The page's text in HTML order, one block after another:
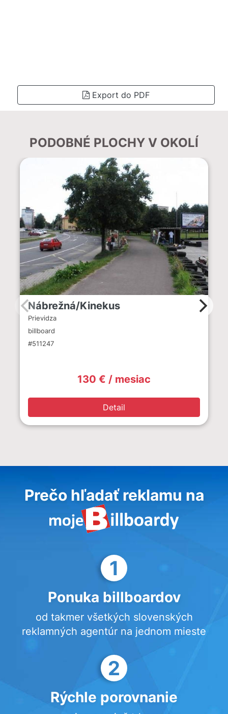
Export do PDF
PODOBNÉ PLOCHY V OKOLÍ
Nábrežná/Kinekus
Prievidza
billboard
#511247
130 € / mesiac
Detail
Prečo hľadať reklamu na
1
Ponuka billboardov
od takmer všetkých slovenských
reklamných agentúr na jednom mieste
2
Rýchle porovnanie